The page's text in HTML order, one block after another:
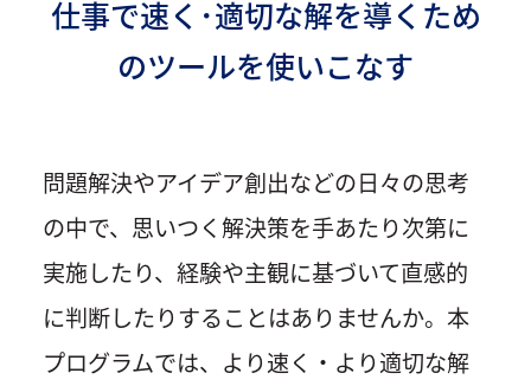
仕事で速く･適切な解を導くため
のツールを使いこなす
問題解決やアイデア創出などの日々の思考
の中で、思いつく解決策を手あたり次第に
実施したり、経験や主観に基づいて直感的
に判断したりすることはありませんか。本
プログラムでは、より速く・より適切な解